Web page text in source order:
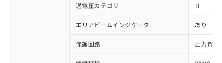
過電圧カテゴリ Ⅱ
エリアビームインジケータ あり
保護回路 出力負荷